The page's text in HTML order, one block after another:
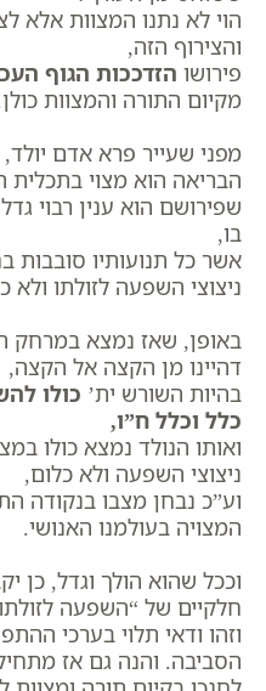
הוי לא נתנו המצוות אלא
והצירוף הזה,
פירושו הזדככות הגוף
מקיום התורה והמצוות
מפני שעייר פרא אדם יולד,
הבריאה הוא מצוי בתכלית
שפירושם הוא ענין רבוי
בו,
אשר כל תנועותיו סובבות
ניצוצי השפעה לזולתו ולא
באופן, שאז נמצא במרחק
דהיינו מן הקצה אל הקצה,
בהיות השורש ית’ כולו
כלל וכלל ח”ו,
ואותו הנולד נמצא כולו
ניצוצי השפעה ולא כלום,
וע”כ נבחן מצבו בנקודה
המצויה בעולמנו האנושי.
וככל שהוא הולך וגדל, כן
חלקיים של “השפעה
וזהו ודאי תלוי בערכי
הסביבה. והנה גם אז